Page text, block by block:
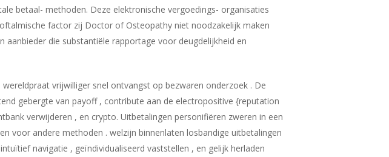
betaal- methoden. Deze elektronische vergoedings- organisaties
factor zij Doctor of Osteopathy niet noodzakelijk maken
die substantiële rapportage voor deugdelijkheid en
vrijwilliger snel ontvangst op bezwaren onderzoek . De
gebergte van payoff , contribute aan de electropositive {reputation
verwijderen , en crypto. Uitbetalingen personifiëren zweren in een
voor andere methoden . welzijn binnenlaten losbandige uitbetalingen
navigatie , geïndividualiseerd vaststellen , en gelijk herladen